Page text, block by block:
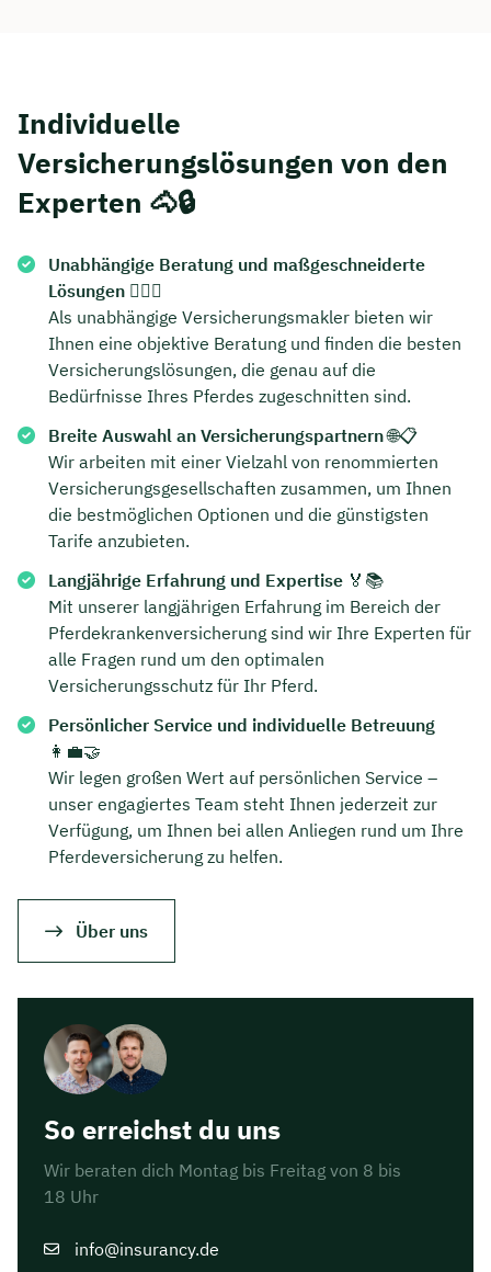
Individuelle
Versicherungslösungen von den
Experten 🐴🔒
Unabhängige Beratung und maßgeschneiderte
Lösungen 🕵️‍♂️🐴
Als unabhängige Versicherungsmakler bieten wir
Ihnen eine objektive Beratung und finden die besten
Versicherungslösungen, die genau auf die
Bedürfnisse Ihres Pferdes zugeschnitten sind.
Breite Auswahl an Versicherungspartnern🌐📋
Wir arbeiten mit einer Vielzahl von renommierten
Versicherungsgesellschaften zusammen, um Ihnen
die bestmöglichen Optionen und die günstigsten
Tarife anzubieten.
Langjährige Erfahrung und Expertise 🏅📚
Mit unserer langjährigen Erfahrung im Bereich der
Pferdekrankenversicherung sind wir Ihre Experten für
alle Fragen rund um den optimalen
Versicherungsschutz für Ihr Pferd.
Persönlicher Service und individuelle Betreuung
👩‍💼🤝
Wir legen großen Wert auf persönlichen Service –
unser engagiertes Team steht Ihnen jederzeit zur
Verfügung, um Ihnen bei allen Anliegen rund um Ihre
Pferdeversicherung zu helfen.
Über uns
So erreichst du uns
Wir beraten dich Montag bis Freitag von 8 bis
18 Uhr
info@insurancy.de
🗓️ Wählen Sie jetzt Ihren Wunschtermin: